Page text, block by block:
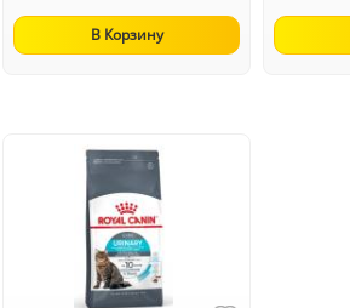
В Корзину